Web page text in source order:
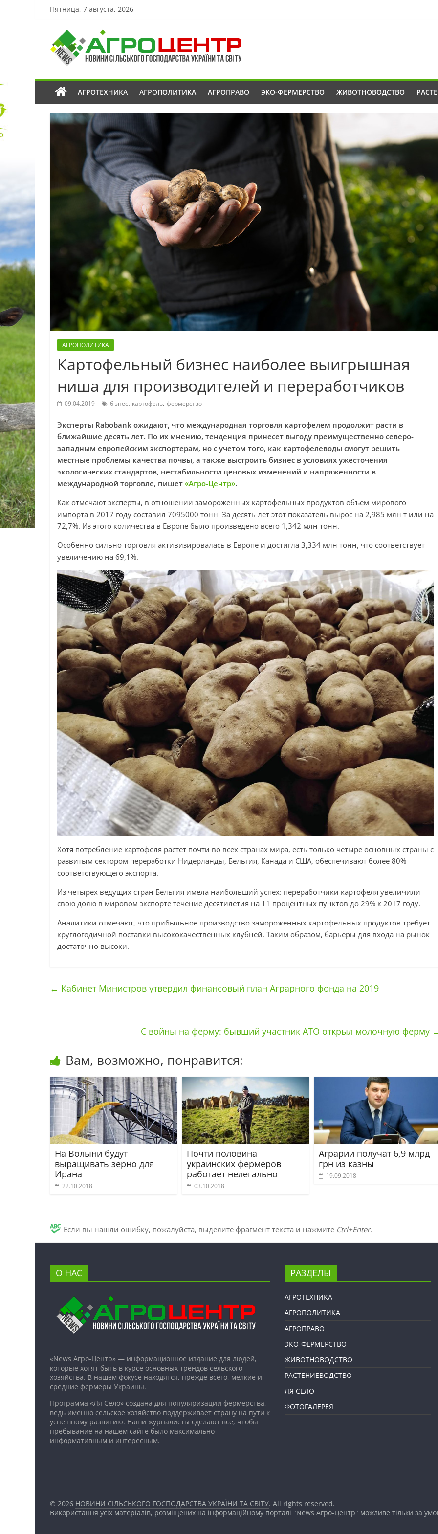
Пятница, 7 августа, 2026
АГРОТЕХНИКА АГРОПОЛИТИКА АГРОПРАВО ЭКО-ФЕРМЕРСТВО ЖИВОТНОВОДСТВО
АГРОПОЛИТИКА
Картофельный бизнес наиболее выигрышная
ниша для производителей и переработчиков
09.04.2019 бізнес, картофель, фермерство
Эксперты Rabobank ожидают, что международная торговля картофелем продолжит расти в
ближайшие десять лет. По их мнению, тенденция принесет выгоду преимущественно северо-
западным европейским экспортерам, но с учетом того, как картофелеводы смогут решить
местные проблемы качества почвы, а также выстроить бизнес в условиях ужесточения
экологических стандартов, нестабильности ценовых изменений и напряженности в
международной торговле, пишет «Агро-Центр».
Как отмечают эксперты, в отношении замороженных картофельных продуктов объем мирового
импорта в 2017 году составил 7095000 тонн. За десять лет этот показатель вырос на 2,985 млн т или на
72,7%. Из этого количества в Европе было произведено всего 1,342 млн тонн.
Особенно сильно торговля активизировалась в Европе и достигла 3,334 млн тонн, что соответствует
увеличению на 69,1%.
Хотя потребление картофеля растет почти во всех странах мира, есть только четыре основных страны с
развитым сектором переработки Нидерланды, Бельгия, Канада и США, обеспечивают более 80%
соответствующего экспорта.
Из четырех ведущих стран Бельгия имела наибольший успех: переработчики картофеля увеличили
свою долю в мировом экспорте течение десятилетия на 11 процентных пунктов до 29% к 2017 году.
Аналитики отмечают, что прибыльное производство замороженных картофельных продуктов требует
круглогодичной поставки высококачественных клубней. Таким образом, барьеры для входа на рынок
достаточно высоки.
← Кабинет Министров утвердил финансовый план Аграрного фонда на 2019
С войны на ферму: бывший участник АТО открыл молочную ферму
Вам, возможно, понравится:
На Волыни будут
выращивать зерно для
Ирана
22.10.2018
Почти половина
украинских фермеров
работает нелегально
03.10.2018
Аграрии получат 6,9 млрд
грн из казны
19.09.2018
Если вы нашли ошибку, пожалуйста, выделите фрагмент текста и нажмите Ctrl+Enter.
О НАС
«News Агро-Центр» — информационное издание для людей,
которые хотят быть в курсе основных трендов сельского
хозяйства. В нашем фокусе находятся, прежде всего, мелкие и
средние фермеры Украины.
Программа «Ля Село» создана для популяризации фермерства,
ведь именно сельское хозяйство поддерживает страну на пути к
успешному развитию. Наши журналисты сделают все, чтобы
пребывание на нашем сайте было максимально
информативным и интересным.
РАЗДЕЛЫ
АГРОТЕХНИКА
АГРОПОЛИТИКА
АГРОПРАВО
ЭКО-ФЕРМЕРСТВО
ЖИВОТНОВОДСТВО
РАСТЕНИЕВОДСТВО
ЛЯ СЕЛО
ФОТОГАЛЕРЕЯ
© 2026 НОВИНИ СІЛЬСЬКОГО ГОСПОДАРСТВА УКРАЇНИ ТА СВІТУ. All rights reserved.
Використання усіх матеріалів, розміщених на інформаційному порталі "News Агро-Центр" можливе тільки за